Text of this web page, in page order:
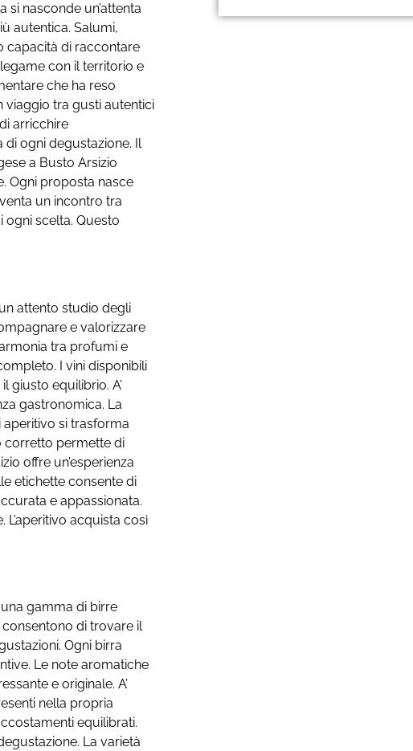
si nasconde un’attenta
autentica. Salumi,
capacità di raccontare
con il territorio e
che ha reso
viaggio tra gusti autentici
arricchire
di ogni degustazione. Il
a Busto Arsizio
Ogni proposta nasce
un incontro tra
ogni scelta. Questo
attento studio degli
e valorizzare
tra profumi e
I vini disponibili
giusto equilibrio. A’
gastronomica. La
si trasforma
corretto permette di
offre un’esperienza
etichette consente di
e appassionata.
acquista così
gamma di birre
di trovare il
Ogni birra
Le note aromatiche
e originale. A’
nella propria
equilibrati.
La varietà